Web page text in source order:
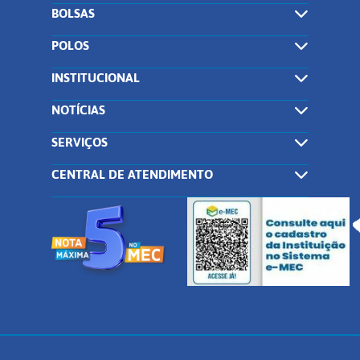
BOLSAS
POLOS
INSTITUCIONAL
NOTÍCIAS
SERVIÇOS
CENTRAL DE ATENDIMENTO